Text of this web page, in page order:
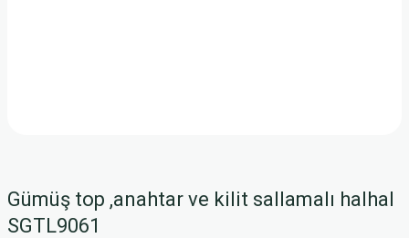
Gümüş top ,anahtar ve kilit sallamalı halhal
SGTL9061